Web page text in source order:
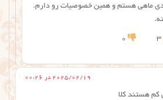
ماهی هستم و همین خصوصیات رو دارم.
3
0
2025/02/19 در 00:26
کم هستند کلا